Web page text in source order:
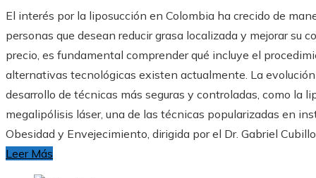
El interés por la liposucción en Colombia ha crecido de
personas que desean reducir grasa localizada y mejorar su
precio, es fundamental comprender qué incluye el
alternativas tecnológicas existen actualmente. La
desarrollo de técnicas más seguras y controladas, como la
megalipólisis láser, una de las técnicas popularizadas en
Obesidad y Envejecimiento, dirigida por el Dr. Gabriel
Leer Más